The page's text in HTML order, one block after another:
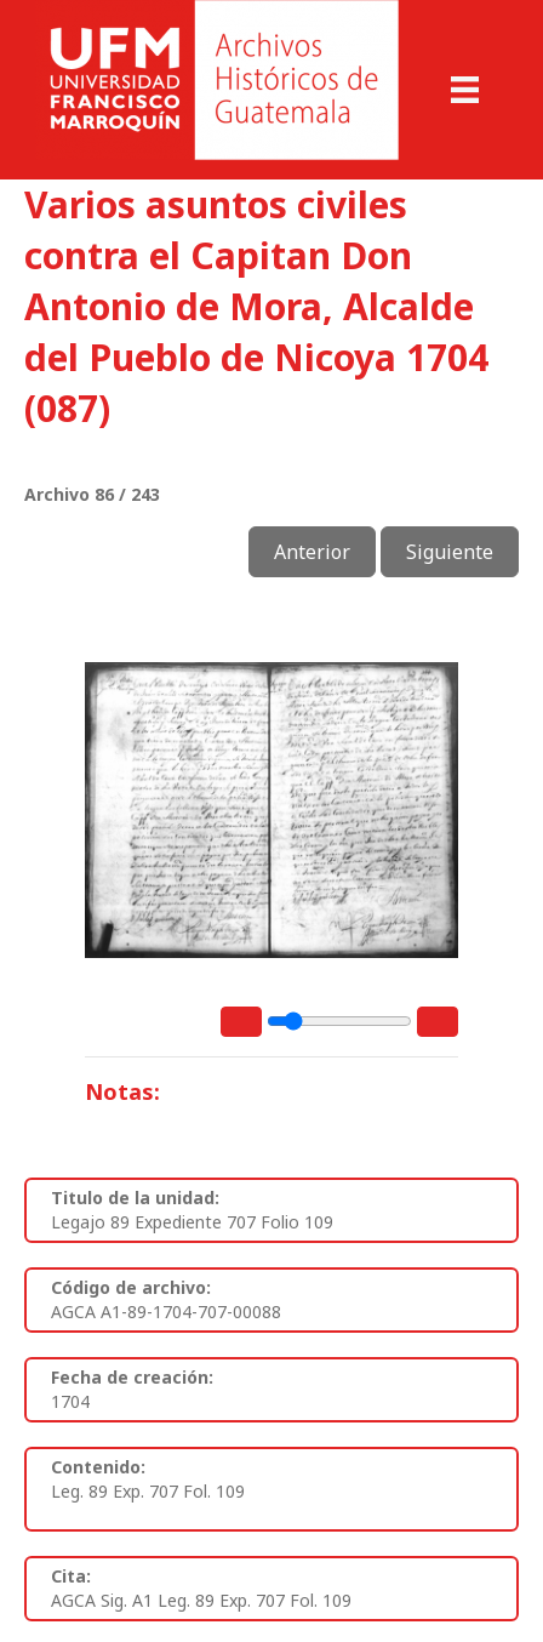
Varios asuntos civiles
contra el Capitan Don
Antonio de Mora, Alcalde
del Pueblo de Nicoya 1704
(087)
Archivo 86 / 243
Anterior Siguiente
Notas:
Titulo de la unidad:
Legajo 89 Expediente 707 Folio 109
Código de archivo:
AGCA A1-89-1704-707-00088
Fecha de creación:
1704
Contenido:
Leg. 89 Exp. 707 Fol. 109
Cita:
AGCA Sig. A1 Leg. 89 Exp. 707 Fol. 109